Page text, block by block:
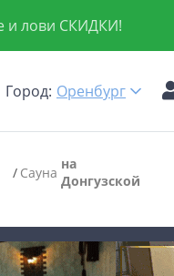
и лови СКИДКИ!
Город: Оренбург
Сауна на
Донгузской